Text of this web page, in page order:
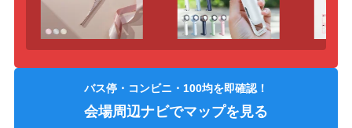
バス停・コンビニ・100均を即確認！
会場周辺ナビでマップを見る